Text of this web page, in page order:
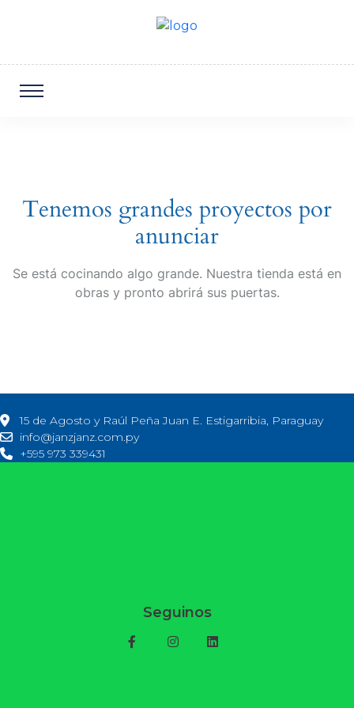
Tenemos grandes proyectos por
anunciar
Se está cocinando algo grande. Nuestra tienda está en
obras y pronto abrirá sus puertas.
15 de Agosto y Raúl Peña Juan E. Estigarribia, Paraguay
info@janzjanz.com.py
+595 973 339431
Seguinos